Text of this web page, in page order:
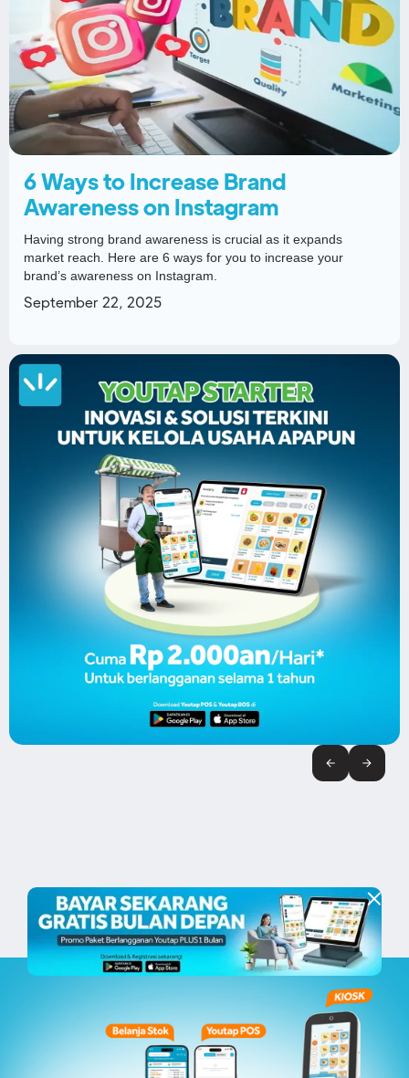
6 Ways to Increase Brand
Awareness on Instagram
Having strong brand awareness is crucial as it expands
market reach. Here are 6 ways for you to increase your
brand’s awareness on Instagram.
September 22, 2025